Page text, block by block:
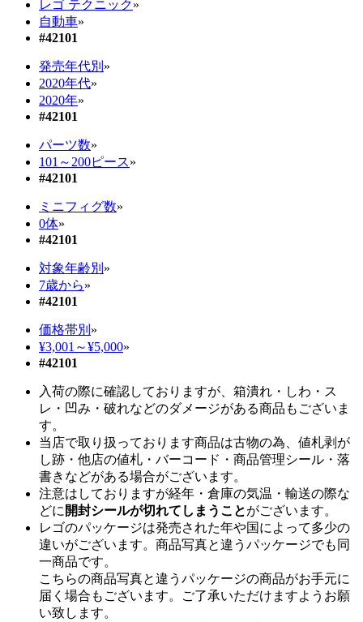
レゴ テクニック»
自動車»
#42101
発売年代別 »
2020年代»
2020年»
#42101
パーツ数»
101～200ピース»
#42101
ミニフィグ数»
0体»
#42101
対象年齢別 »
7歳から»
#42101
価格帯別 »
¥3,001～¥5,000»
#42101
入荷の際に確認しておりますが、箱潰れ・しわ・ス
レ・凹み・破れなどのダメージがある商品もございま
す。
当店で取り扱っております商品は古物の為、値札剥が
し跡・他店の値札・バーコード・商品管理シール・落
書きなどがある場合がございます。
注意はしておりますが経年・倉庫の気温・輸送の際な
どに 開封シールが切れてしまうことがございます。
レゴのパッケージは発売された年や国によって多少の
違いがございます。商品写真と違うパッケージでも同
一商品です。
こちらの商品写真と違うパッケージの商品がお手元に
届く場合もございます。ご了承いただけますようお願
い致します。